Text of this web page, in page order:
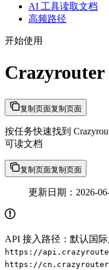
AI 工具读取文档
高频路径
开始使用
Crazyrouter
复制页面复制页面
按任务快速找到
可读文档
复制页面复制页面
更新日期：2026-
API 接入路径：默认国
https://
https://